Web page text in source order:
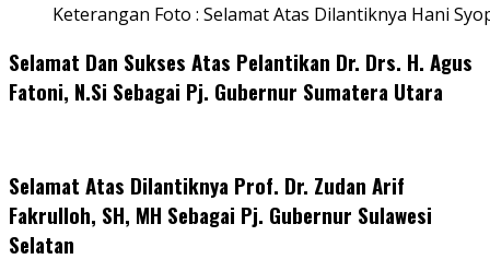
Keterangan Foto : Selamat Atas Dilantiknya Hani
Selamat Dan Sukses Atas Pelantikan Dr. Drs. H. Agus
Fatoni, N.Si Sebagai Pj. Gubernur Sumatera Utara
Selamat Atas Dilantiknya Prof. Dr. Zudan Arif
Fakrulloh, SH, MH Sebagai Pj. Gubernur Sulawesi
Selatan